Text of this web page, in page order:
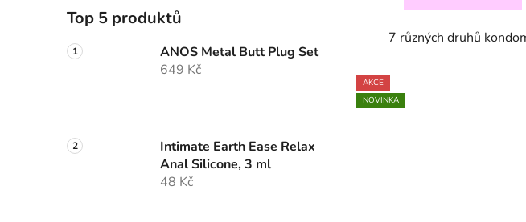
Top 5 produktů
ANOS Metal Butt Plug Set
649 Kč
Intimate Earth Ease Relax
Anal Silicone, 3 ml
48 Kč
7 různých druhů
AKCE
NOVINKA